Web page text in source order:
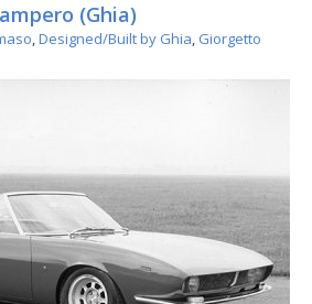
(Ghia)
,Designed/Built by Ghia, Giorgetto